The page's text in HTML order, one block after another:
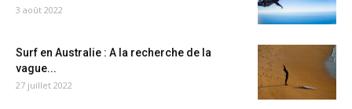
3 août 2022
Surf en Australie : A la recherche de la
vague...
27 juillet 2022